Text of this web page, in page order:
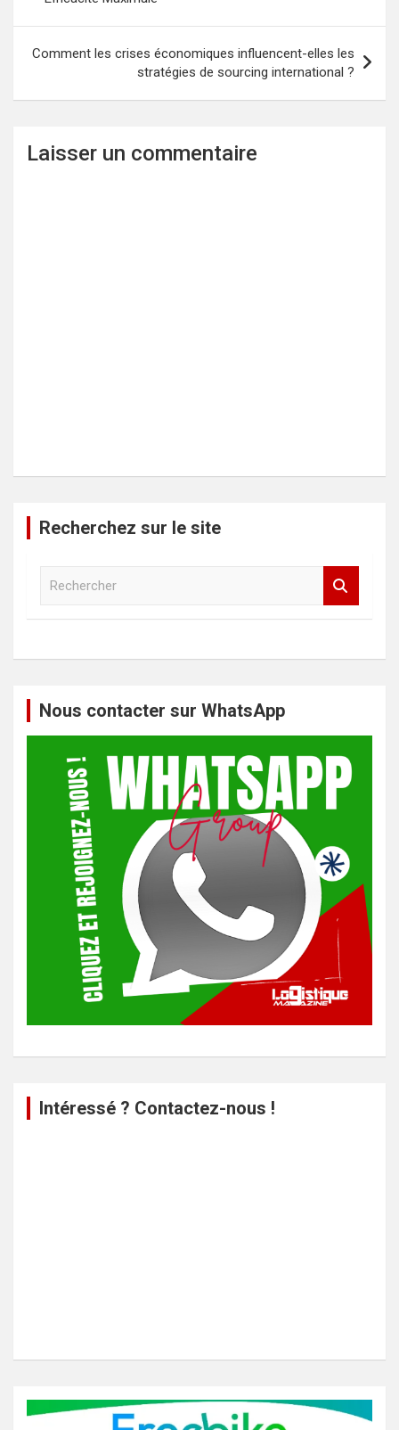
l’article
Comment les crises économiques influencent-elles les
stratégies de sourcing international ?
Laisser un commentaire
Recherchez sur le site
h
Nous contacter sur WhatsApp
Intéressé ? Contactez-nous !